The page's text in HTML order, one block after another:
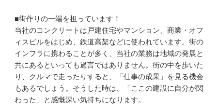
■街作りの一端を担っています！
当社のコンクリートは戸建住宅やマンション、商業・オフ
ィスビルをはじめ、鉄道高架などに使われています。街の
インフラに携わることが多く、当社の業務は地域の発展と
共にあるといっても過言ではありません。街の中を歩いた
り、クルマで走ったりすると、「仕事の成果」を見る機会
もあるでしょう。そうした時は、「ここの建設に自分が関
わった」と感慨深い気持ちになります。